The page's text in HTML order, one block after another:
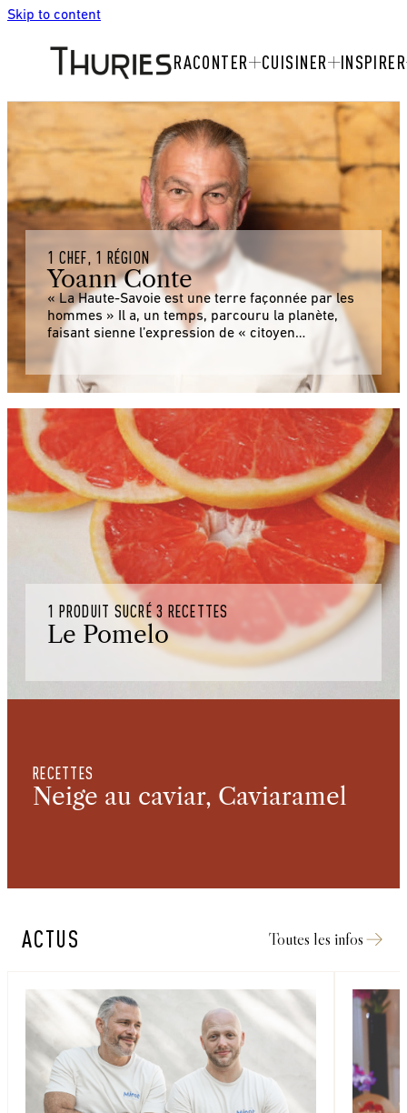
Skip to content
RACONTER CUISINER INSPIRER
1 CHEF, 1 RÉGION
Yoann Conte
« La Haute-Savoie est une terre façonnée par les
hommes » Il a, un temps, parcouru la planète,
faisant sienne l’expression de « citoyen…
RECETTES
Neige au caviar, Caviaramel
1 PRODUIT SUCRÉ 3 RECETTES
Le Pomelo
ACTUS Toutes les infos